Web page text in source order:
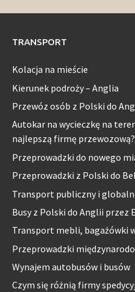
TRANSPORT
Kolacja na mieście
Kierunek podroży – Anglia
Przewóz osób z Polski do
Autokar na wycieczkę na
najlepszą firmę przewozową?
Przeprowadzki do nowego
Przeprowadzki z Polski do
Transport publiczny i
Busy z Polski do Anglii przez
Transport mebli, bagażówki
Przeprowadzki
Wynajem autobusów i busów
Czym się różnią firmy